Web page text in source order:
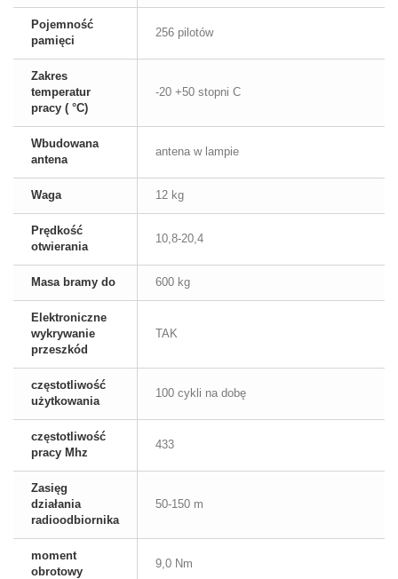
Pojemność
pamięci
256 pilotów
Zakres
temperatur
pracy ( °C)
-20 +50 stopni C
Wbudowana
antena
antena w lampie
Waga 12 kg
Prędkość
otwierania
10,8-20,4
Masa bramy do 600 kg
Elektroniczne
wykrywanie
przeszkód
TAK
częstotliwość
użytkowania
100 cykli na dobę
częstotliwość
pracy Mhz
433
Zasięg
działania
radioodbiornika
50-150 m
moment
obrotowy
9,0 Nm